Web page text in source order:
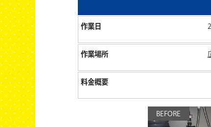
作業日
作業場所
料金概要
BEFORE